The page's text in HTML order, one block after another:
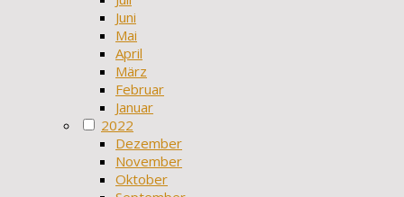
Juni
Mai
April
März
Februar
Januar
2022
Dezember
November
Oktober